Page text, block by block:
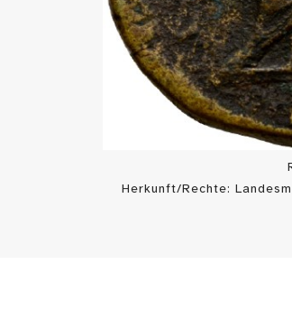
Herkunft/Rechte: